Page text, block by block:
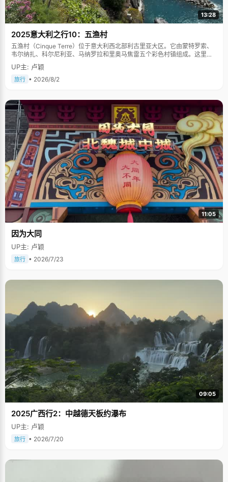
13:28
2025意大利之行10：五渔村
五渔村（Cinque Terre）位于意大利西北部利古里亚大区。它由蒙特罗索、
韦尔纳扎、科尔尼利亚、马纳罗拉和里奥马焦雷五个彩色村镇组成。这里依
山傍海，房屋色彩斑斓，1997年被列为世界文化遗产。
UP主: 卢颖
旅行 • 2026/8/2
11:05
因为大同
UP主: 卢颖
旅行 • 2026/7/23
09:05
2025广西行2：中越德天板约瀑布
UP主: 卢颖
旅行 • 2026/7/20